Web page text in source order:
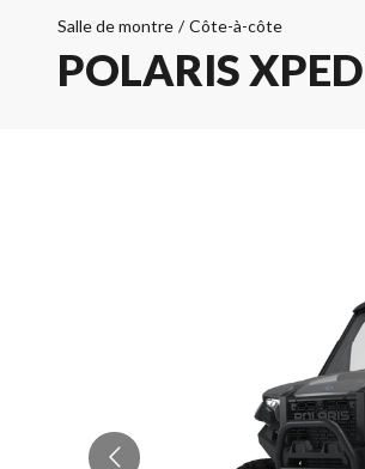
Salle de montre / Côte-à-côte
POLARIS